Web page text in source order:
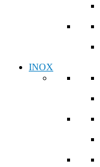
INOX